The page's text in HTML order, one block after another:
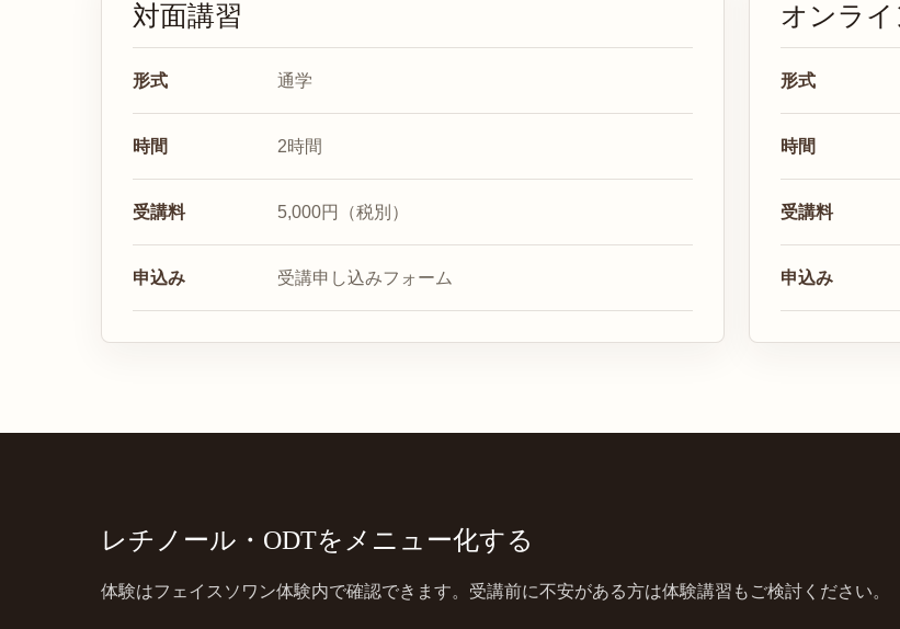
対面講習
形式 通学
時間 2時間
受講料 5,000円（税別）
申込み 受講申し込みフォーム
オンライ
形式
時間
受講料
申込み
レチノール・ODTをメニュー化する
体験はフェイスソワン体験内で確認できます。受講前に不安がある方は体験講習もご検討ください。